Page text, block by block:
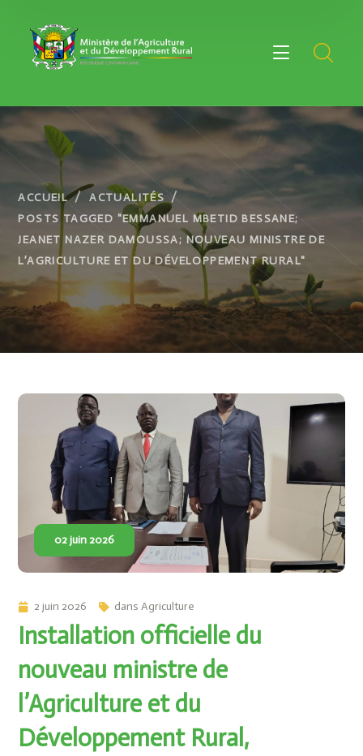
ACCUEIL
ACTUALITÉS
POSTS TAGGED "EMMANUEL MBETID BESSANE;
JEANET NAZER DAMOUSSA; NOUVEAU MINISTRE DE
L’AGRICULTURE ET DU DÉVELOPPEMENT RURAL"
02 juin 2026
2 juin 2026 dansAgriculture
Installation officielle du
nouveau ministre de
l’Agriculture et du
Développement Rural,